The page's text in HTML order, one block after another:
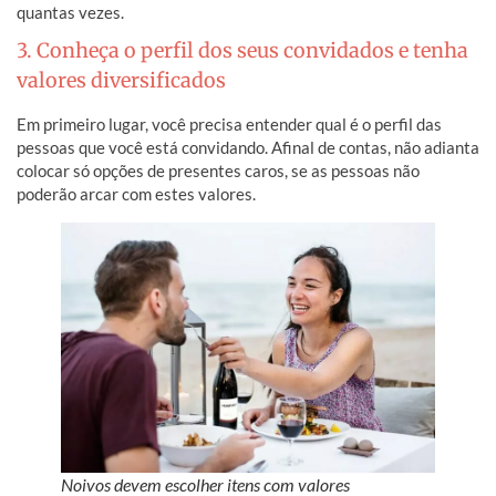
quantas vezes.
3. Conheça o perfil dos seus convidados e tenha
valores diversificados
Em primeiro lugar, você precisa entender qual é o perfil das
pessoas que você está convidando. Afinal de contas, não adianta
colocar só opções de presentes caros, se as pessoas não
poderão arcar com estes valores.
Noivos devem escolher itens com valores